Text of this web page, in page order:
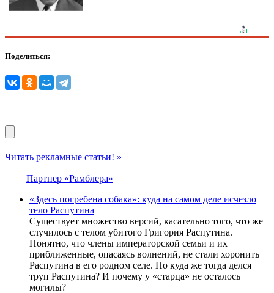
Поделиться:
Читать рекламные статьи! »
Партнер «Рамблера»
«Здесь погребена собака»: куда на самом деле исчезло
тело Распутина
Существует множество версий, касательно того, что же
случилось с телом убитого Григория Распутина.
Понятно, что члены императорской семьи и их
приближенные, опасаясь волнений, не стали хоронить
Распутина в его родном селе. Но куда же тогда делся
труп Распутина? И почему у «старца» не осталось
могилы?